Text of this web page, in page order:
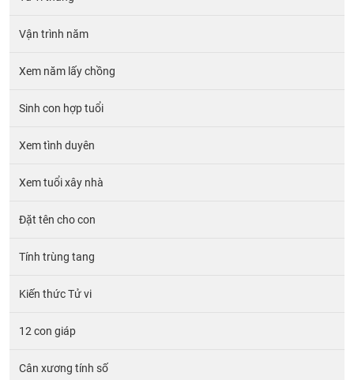
Vận trình năm
Xem năm lấy chồng
Sinh con hợp tuổi
Xem tình duyên
Xem tuổi xây nhà
Đặt tên cho con
Tính trùng tang
Kiến thức Tử vi
12 con giáp
Cân xương tính số